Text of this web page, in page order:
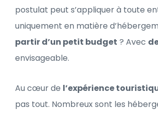
postulat peut s’appliquer à toute
uniquement en matière
partir d’un petit budget ? Avec
envisageable.
Au cœur de l’expérience
pas tout. Nombreux sont les